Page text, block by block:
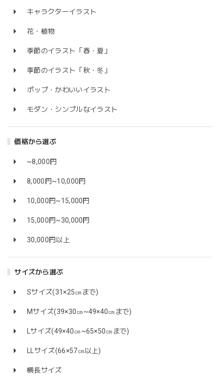
キャラクターイラスト
花・植物
季節のイラスト「春・夏」
季節のイラスト「秋・冬」
ポップ・かわいいイラスト
モダン・シンプルなイラスト
価格から選ぶ
~8,000円
8,000円~10,000円
10,000円~15,000円
15,000円~30,000円
30,000円以上
サイズから選ぶ
Sサイズ(31×25㎝まで)
Mサイズ(39×30㎝~49×40㎝まで)
Lサイズ(49×40㎝~65×50㎝まで)
LLサイズ(66×57㎝以上)
横長サイズ